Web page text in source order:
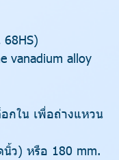
vanadium alloy
กใน เพื่อถ่างแหวน
นิ้ว) หรือ 180 mm.